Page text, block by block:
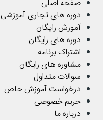
صفحه اصلی
دوره های تجاری آموزشی
آموزش رایگان
دوره های رایگان
اشتراک برنامه
مشاوره های رایگان
سوالات متداول
درخواست آموزش خاص
حریم خصوصی
درباره ما